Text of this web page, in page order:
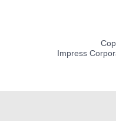
Impress